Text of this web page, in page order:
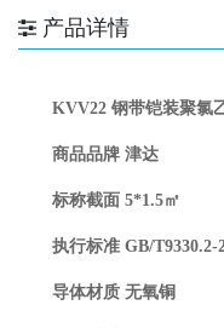
产品详情
KVV22 钢带铠装聚氯
商品品牌 津达
标称截面 5*1.5㎡
执行标准 GB/T9330.2-
导体材质 无氧铜